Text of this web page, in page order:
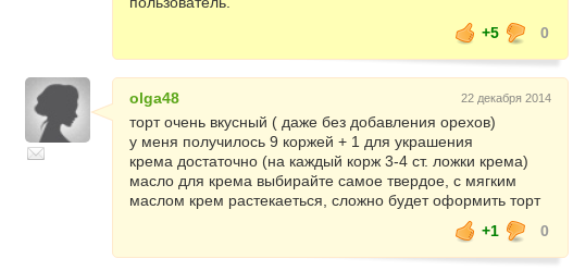
+5
0
olga48 22 декабря 2014
торт очень вкусный ( даже без добавления орехов)
у меня получилось 9 коржей + 1 для украшения
крема достаточно (на каждый корж 3-4 ст. ложки крема)
масло для крема выбирайте самое твердое, с мягким
маслом крем растекаеться, сложно будет оформить торт
+1
0